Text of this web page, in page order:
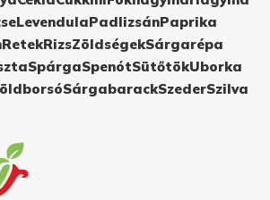
LevendulaPadlizsánPaprika
RetekRizsZöldségekSárgarépa
SpárgaSpenótSütőtökUborka
SárgabarackSzederSzilva